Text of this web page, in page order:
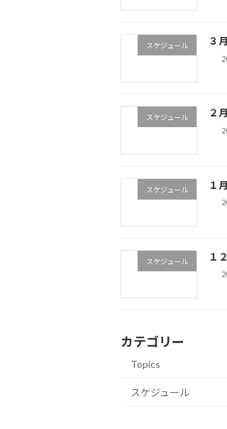
スケジュール ３
スケジュール ２
スケジュール １
スケジュール １
カテゴリー
Topics
スケジュール